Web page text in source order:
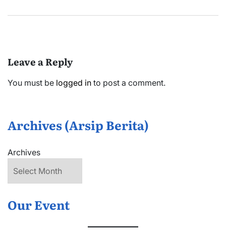
Leave a Reply
You must be logged in to post a comment.
Archives (Arsip Berita)
Archives
Our Event